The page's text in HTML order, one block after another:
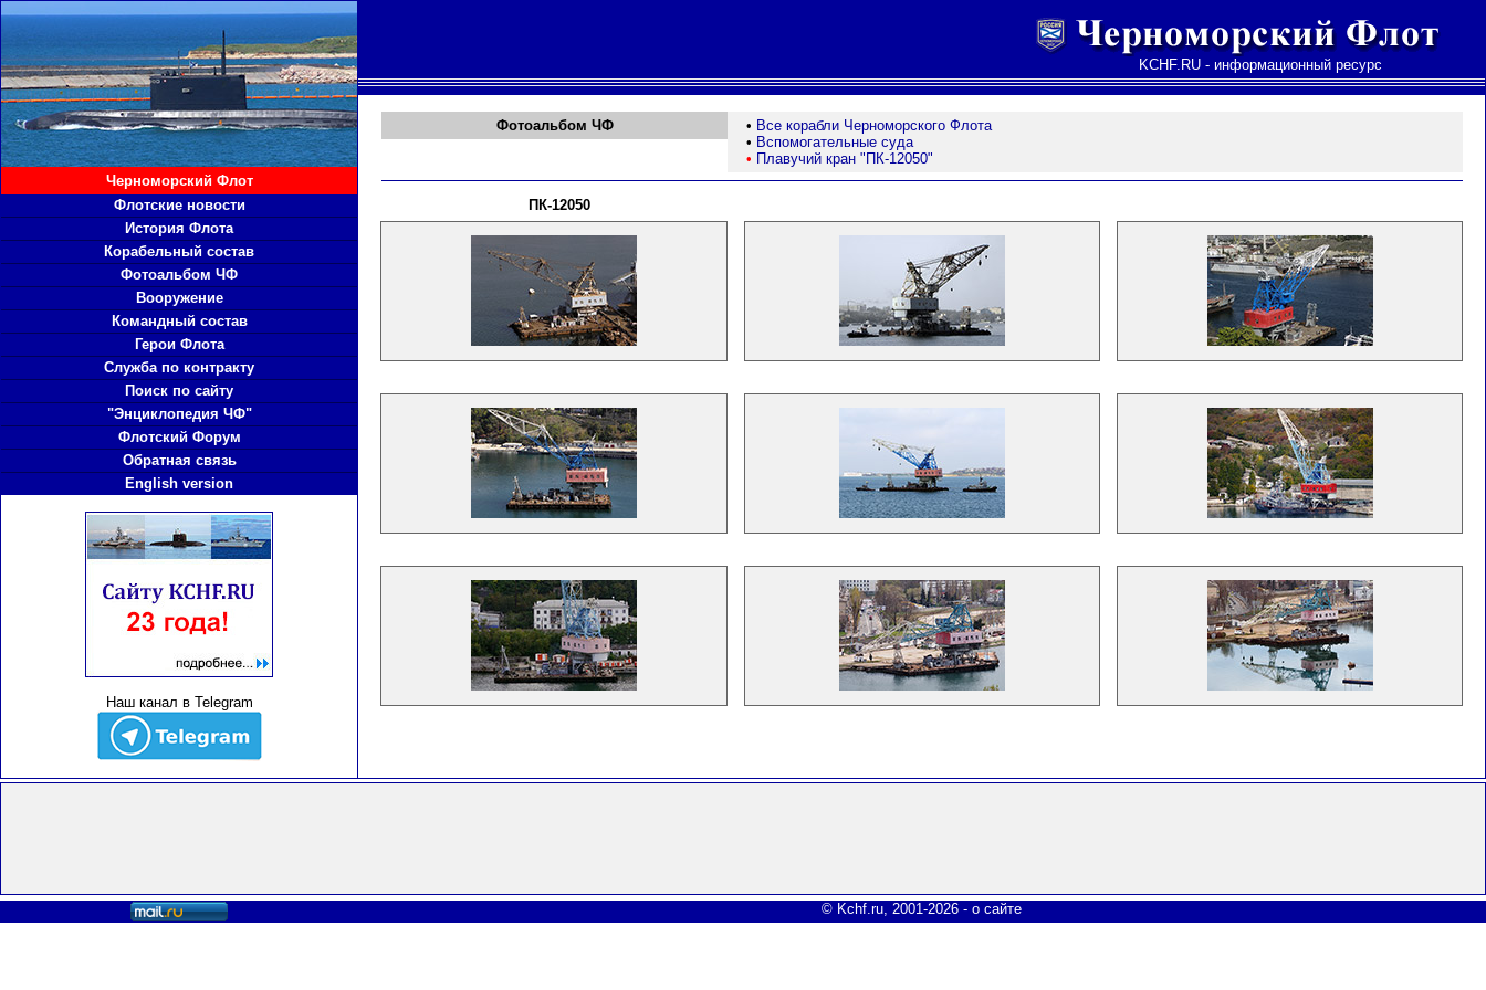
Черноморский Флот
Флотские новости
История Флота
Корабельный состав
Фотоальбом ЧФ
Вооружение
Командный состав
Герои Флота
Служба по контракту
Поиск по сайту
"Энциклопедия ЧФ"
Флотский Форум
Обратная связь
English version
Наш канал в Telegram
KCHF.RU - информационный ресурс
Фотоальбом ЧФ • Все корабли Черноморского Флота
• Вспомогательные суда
• Плавучий кран "ПК-12050"
ПК-12050
© Kchf.ru, 2001-2026 - о сайте